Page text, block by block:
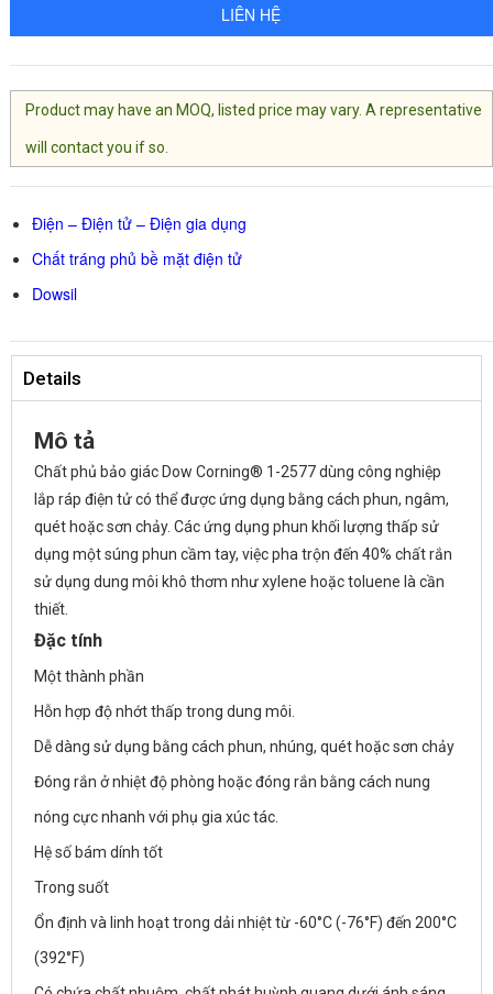
LIÊN HỆ
Product may have an MOQ, listed price may vary. A representative
will contact you if so.
Điện – Điện tử – Điện gia dụng
Chất tráng phủ bề mặt điện tử
Dowsil
Details
Mô tả
Chất phủ bảo giác Dow Corning® 1-2577 dùng công nghiệp
lắp ráp điện tử có thể được ứng dụng bằng cách phun, ngâm,
quét hoặc sơn chảy. Các ứng dụng phun khối lượng thấp sử
dụng một súng phun cầm tay, việc pha trộn đến 40% chất rắn
sử dụng dung môi khô thơm như xylene hoặc toluene là cần
thiết.
Đặc tính
Một thành phần
Hỗn hợp độ nhớt thấp trong dung môi.
Dễ dàng sử dụng bằng cách phun, nhúng, quét hoặc sơn chảy
Đóng rắn ở nhiệt độ phòng hoặc đóng rắn bằng cách nung
nóng cực nhanh với phụ gia xúc tác.
Hệ số bám dính tốt
Trong suốt
Ổn định và linh hoạt trong dải nhiệt từ -60°C (-76°F) đến 200°C
(392°F)